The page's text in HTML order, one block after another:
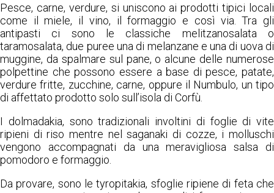
Pesce, carne, verdure, si uniscono ai prodotti tipici locali
come il miele, il vino, il formaggio e così via. Tra gli
antipasti ci sono le classiche melitzanosalata o
taramosalata, due puree una di melanzane e una di uova di
muggine, da spalmare sul pane, o alcune delle numerose
polpettine che possono essere a base di pesce, patate,
verdure fritte, zucchine, carne, oppure il Numbulo, un tipo
di affettato prodotto solo sull’isola di Corfù.
I dolmadakia, sono tradizionali involtini di foglie di vite
ripieni di riso mentre nel saganaki di cozze, i molluschi
vengono accompagnati da una meravigliosa salsa di
pomodoro e formaggio.
Da provare, sono le tyropitakia, sfoglie ripiene di feta che